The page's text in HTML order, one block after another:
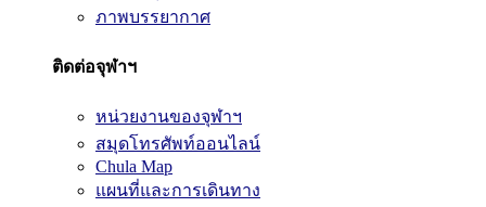
ภาพบรรยากาศ
ติดต่อจุฬาฯ
หน่วยงานของจุฬาฯ
สมุดโทรศัพท์ออนไลน์
Chula Map
แผนที่และการเดินทาง